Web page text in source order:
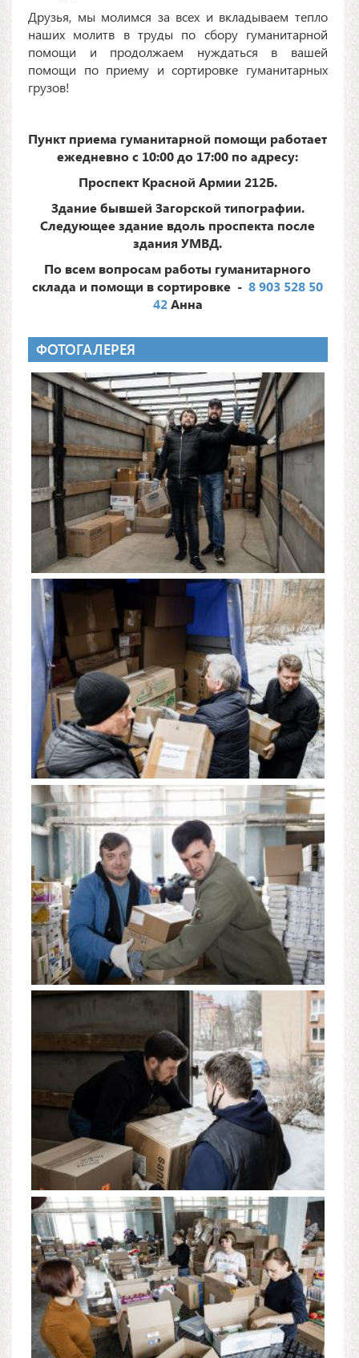
Друзья, мы молимся за всех и вкладываем тепло
наших молитв в труды по сбору гуманитарной
помощи и продолжаем нуждаться в вашей
помощи по приему и сортировке гуманитарных
грузов!
Пункт приема гуманитарной помощи работает
ежедневно с 10:00 до 17:00 по адресу:
Проспект Красной Армии 212Б.
Здание бывшей Загорской типографии.
Следующее здание вдоль проспекта после
здания УМВД.
По всем вопросам работы гуманитарного
склада и помощи в сортировке -8 903 528 50
42Анна
ФОТОГАЛЕРЕЯ